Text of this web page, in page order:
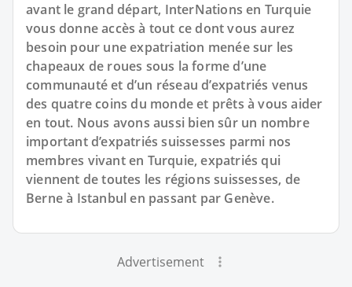
avant le grand départ, InterNations en Turquie
vous donne accès à tout ce dont vous aurez
besoin pour une expatriation menée sur les
chapeaux de roues sous la forme d’une
communauté et d’un réseau d’expatriés venus
des quatre coins du monde et prêts à vous aider
en tout. Nous avons aussi bien sûr un nombre
important d’expatriés suissesses parmi nos
membres vivant en Turquie, expatriés qui
viennent de toutes les régions suissesses, de
Berne à Istanbul en passant par Genève.
Advertisement